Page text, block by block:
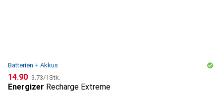
Batterien + Akkus
CHF
14.90 CHF
3.73/1Stk.
Energizer Recharge Extreme